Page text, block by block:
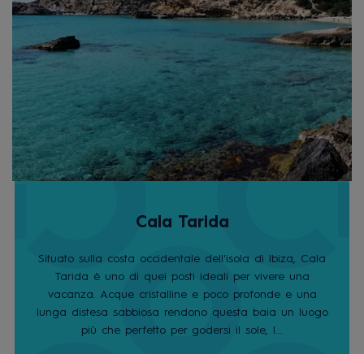
Cala Tarida
Situato sulla costa occidentale dell'isola di Ibiza, Cala
Tarida è uno di quei posti ideali per vivere una
vacanza. Acque cristalline e poco profonde e una
lunga distesa sabbiosa rendono questa baia un luogo
più che perfetto per godersi il sole, l...